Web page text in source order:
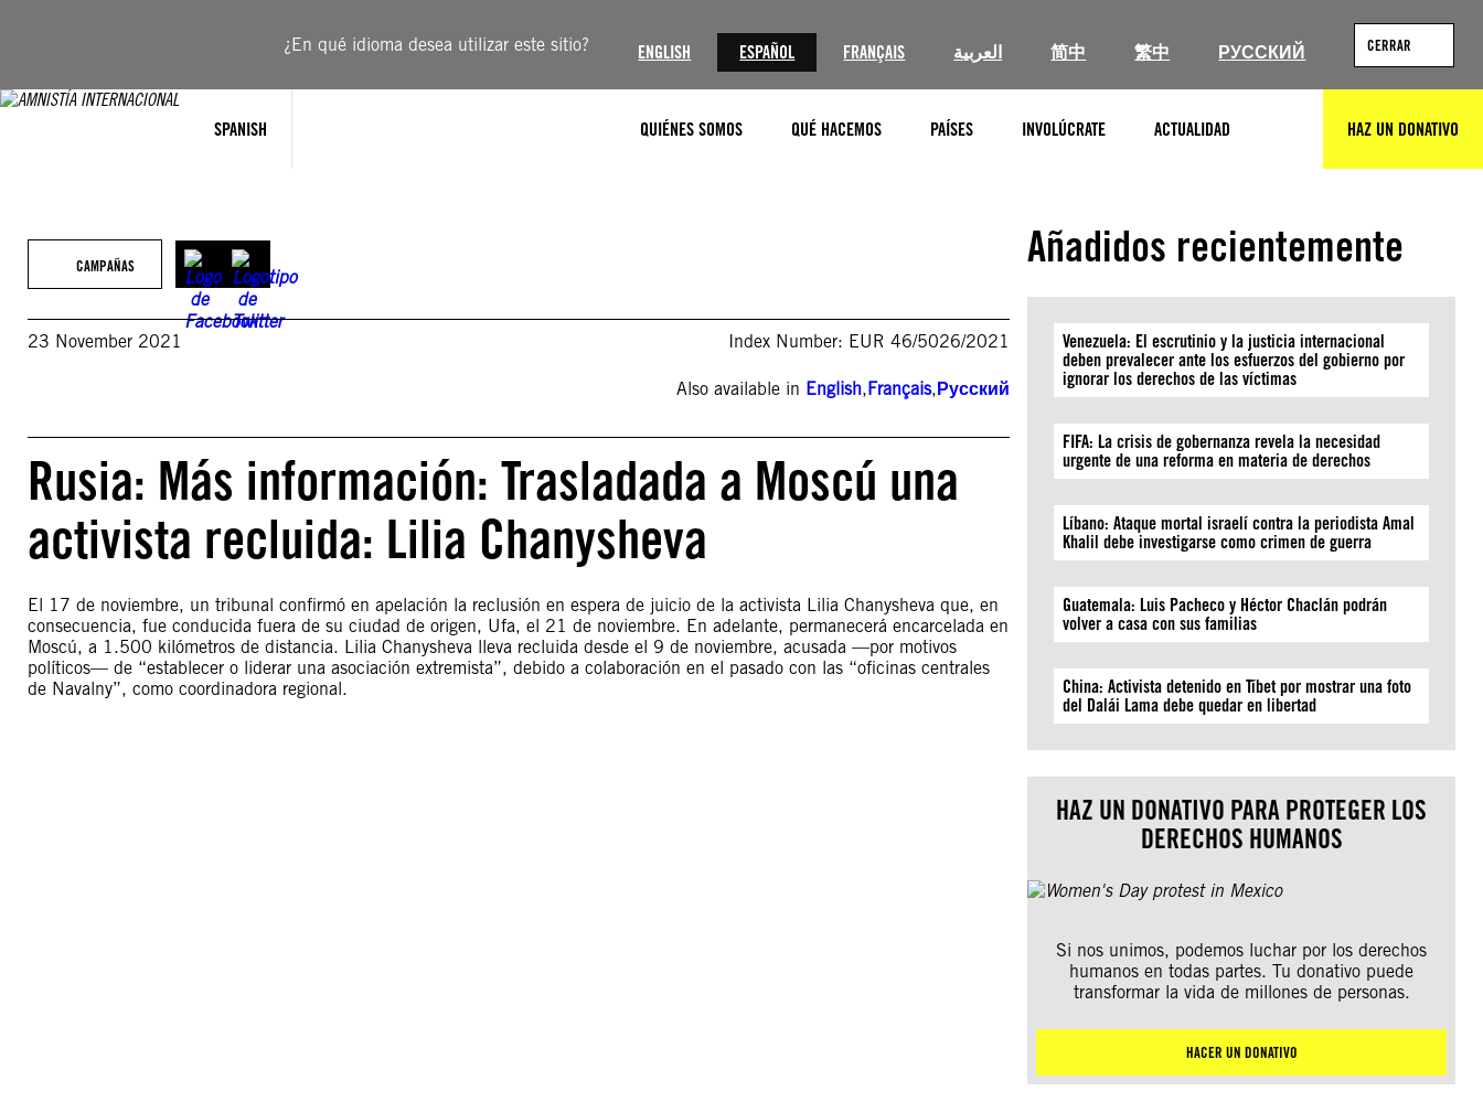
¿En qué idioma desea utilizar este sitio? ENGLISH ESPAÑOL FRANÇAIS العربية 简中 繁中 РУССКИЙ CERRAR
SPANISH QUIÉNES SOMOS QUÉ HACEMOS PAÍSES INVOLÚCRATE ACTUALIDAD HAZ UN DONATIVO
CAMPAÑAS
23 November 2021 Index Number: EUR 46/5026/2021
Also available in English,Français,Русский
Rusia: Más información: Trasladada a Moscú una
activista recluida: Lilia Chanysheva
El 17 de noviembre, un tribunal confirmó en apelación la reclusión en espera de juicio de la activista Lilia Chanysheva que, en
consecuencia, fue conducida fuera de su ciudad de origen, Ufa, el 21 de noviembre. En adelante, permanecerá encarcelada en
Moscú, a 1.500 kilómetros de distancia. Lilia Chanysheva lleva recluida desde el 9 de noviembre, acusada —por motivos
políticos— de “establecer o liderar una asociación extremista”, debido a colaboración en el pasado con las “oficinas centrales
de Navalny”, como coordinadora regional.
Añadidos recientemente
Venezuela: El escrutinio y la justicia internacional
deben prevalecer ante los esfuerzos del gobierno por
ignorar los derechos de las víctimas
FIFA: La crisis de gobernanza revela la necesidad
urgente de una reforma en materia de derechos
Líbano: Ataque mortal israelí contra la periodista Amal
Khalil debe investigarse como crimen de guerra
Guatemala: Luis Pacheco y Héctor Chaclán podrán
volver a casa con sus familias
China: Activista detenido en Tíbet por mostrar una foto
del Dalái Lama debe quedar en libertad
HAZ UN DONATIVO PARA PROTEGER LOS
DERECHOS HUMANOS
Si nos unimos, podemos luchar por los derechos
humanos en todas partes. Tu donativo puede
transformar la vida de millones de personas.
HACER UN DONATIVO